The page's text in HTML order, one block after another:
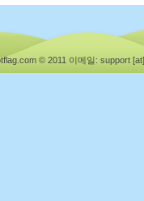
© 2011 이메일: support